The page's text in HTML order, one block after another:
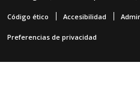
Código ético Accesibilidad
Preferencias de privacidad